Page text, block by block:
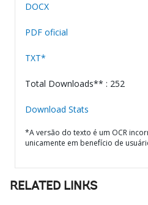
DOCX
PDF oficial
TXT*
Total Downloads** : 252
Download Stats
*A versão do texto é um OCR
unicamente em benefício de
RELATED LINKS